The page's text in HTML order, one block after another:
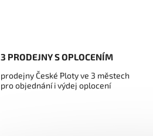
3 PRODEJNY S OPLOCENÍM
prodejny České Ploty ve 3 městech
pro objednání i výdej oplocení